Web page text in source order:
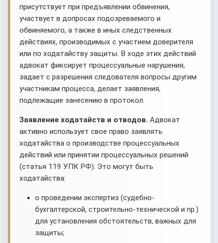
присутствует при предъявлении обвинения,
участвует в допросах подозреваемого и
обвиняемого, а также в иных следственных
действиях, производимых с участием доверителя
или по ходатайству защиты. В ходе этих действий
адвокат фиксирует процессуальные нарушения,
задает с разрешения следователя вопросы другим
участникам процесса, делает заявления,
подлежащие занесению в протокол.
Заявление ходатайств и отводов. Адвокат
активно использует свое право заявлять
ходатайства о производстве процессуальных
действий или принятии процессуальных решений
(статья 119 УПК РФ). Это могут быть
ходатайства:
о проведении экспертиз (судебно-
бухгалтерской, строительно-технической и пр.)
для установления обстоятельств, важных для
защиты;